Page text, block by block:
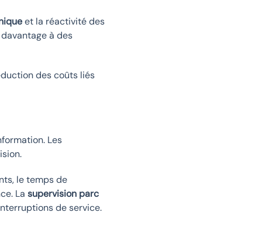
et la réactivité des
à des
des coûts liés
Les
le temps de
La supervision parc
de service.